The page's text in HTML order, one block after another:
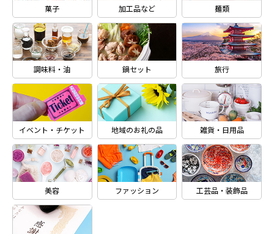
菓子 加工品など 麺類
調味料・油 鍋セット 旅行
イベント・チケット 地域のお礼の品 雑貨・日用品
美容 ファッション 工芸品・装飾品